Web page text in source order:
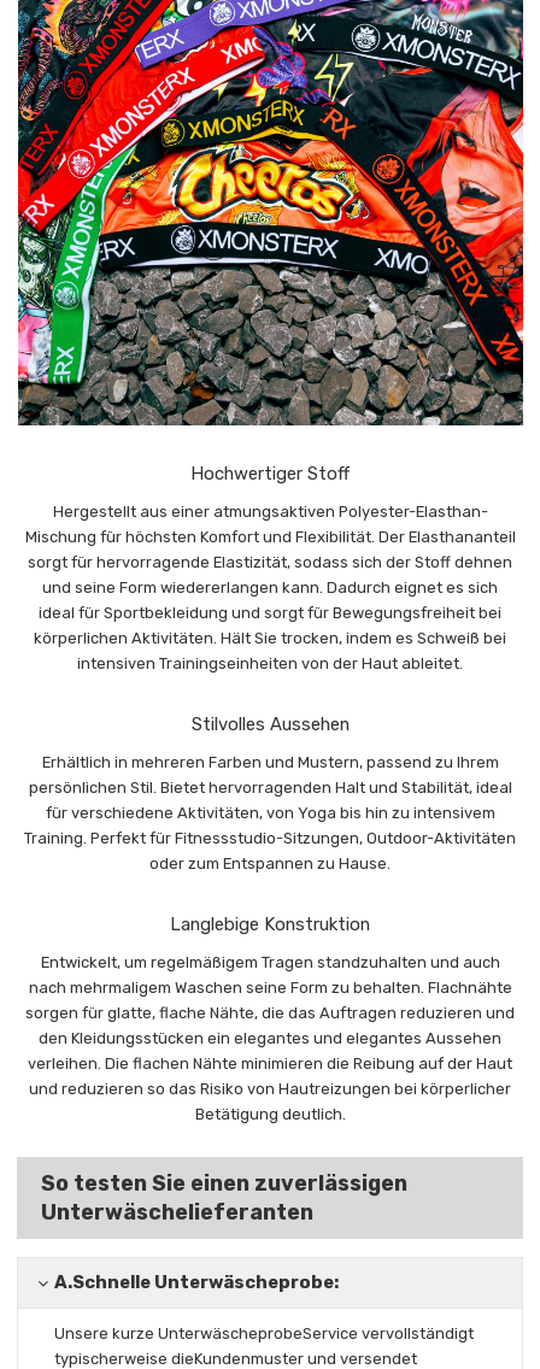
Hochwertiger Stoff
Hergestellt aus einer atmungsaktiven Polyester-Elasthan-
Mischung für höchsten Komfort und Flexibilität. Der Elasthananteil
sorgt für hervorragende Elastizität, sodass sich der Stoff dehnen
und seine Form wiedererlangen kann. Dadurch eignet es sich
ideal für Sportbekleidung und sorgt für Bewegungsfreiheit bei
körperlichen Aktivitäten. Hält Sie trocken, indem es Schweiß bei
intensiven Trainingseinheiten von der Haut ableitet.
Stilvolles Aussehen
Erhältlich in mehreren Farben und Mustern, passend zu Ihrem
persönlichen Stil. Bietet hervorragenden Halt und Stabilität, ideal
für verschiedene Aktivitäten, von Yoga bis hin zu intensivem
Training. Perfekt für Fitnessstudio-Sitzungen, Outdoor-Aktivitäten
oder zum Entspannen zu Hause.
Langlebige Konstruktion
Entwickelt, um regelmäßigem Tragen standzuhalten und auch
nach mehrmaligem Waschen seine Form zu behalten. Flachnähte
sorgen für glatte, flache Nähte, die das Auftragen reduzieren und
den Kleidungsstücken ein elegantes und elegantes Aussehen
verleihen. Die flachen Nähte minimieren die Reibung auf der Haut
und reduzieren so das Risiko von Hautreizungen bei körperlicher
Betätigung deutlich.
So testen Sie einen zuverlässigen
Unterwäschelieferanten
A.Schnelle Unterwäscheprobe:
Unsere kurze UnterwäscheprobeService vervollständigt
typischerweise dieKundenmuster und versendet